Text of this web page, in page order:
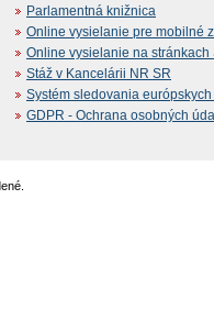
Parlamentná knižnica
Online vysielanie pre mobilné
Online vysielanie na stránkach
Stáž v Kancelárii NR SR
Systém sledovania
GDPR - Ochrana osobných